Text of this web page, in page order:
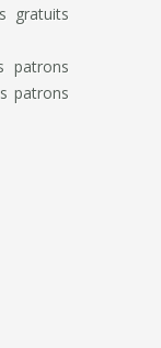
gratuits
patrons
patrons